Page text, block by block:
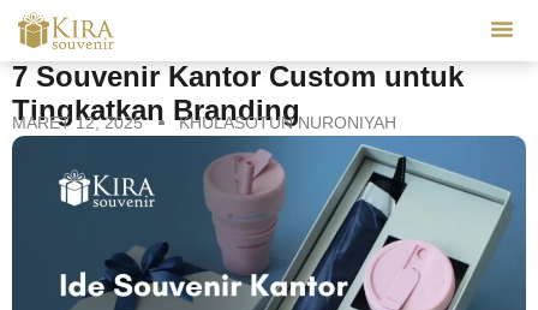
7 Souvenir Kantor Custom untuk
Tingkatkan Branding
MARET 12, 2025 KHULASOTUN NURONIYAH